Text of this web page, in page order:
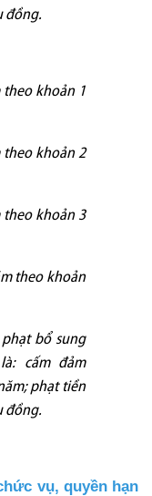
đồng.
theo khoản 1
theo khoản 2
theo khoản 3
theo khoản
bổ sung
cấm đảm
phạt tiền
đồng.
vụ, quyền hạn